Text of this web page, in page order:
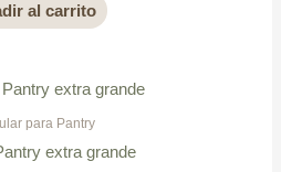
al carrito
para Pantry
extra grande